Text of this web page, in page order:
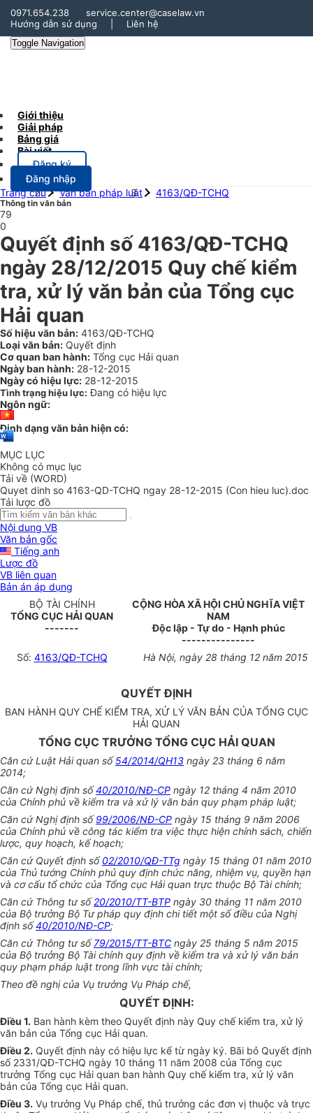
0971.654.238
service.center@caselaw.vn
Hướng dẫn sử dụng
Liên hệ
Toggle Navigation
Giới thiệu
Giải pháp
Bảng giá
Bài viết
Đăng ký
Đăng nhập
Trang chủ
Văn bản pháp luật 4163/QĐ-TCHQ
Thông tin văn bản
79
0
Quyết định số 4163/QĐ-TCHQ
ngày 28/12/2015 Quy chế kiểm
tra, xử lý văn bản của Tổng cục
Hải quan
Số hiệu văn bản: 4163/QĐ-TCHQ
Loại văn bản: Quyết định
Cơ quan ban hành: Tổng cục Hải quan
Ngày ban hành: 28-12-2015
Ngày có hiệu lực: 28-12-2015
Tình trạng hiệu lực: Đang có hiệu lực
Ngôn ngữ:
Định dạng văn bản hiện có:
MỤC LỤC
Không có mục lục
Tải về (WORD)
Quyet dinh so 4163-QD-TCHQ ngay 28-12-2015 (Con hieu luc).doc
Tải lược đồ
Nội dung VB
Văn bản gốc
Tiếng anh
Lược đồ
VB liên quan
Bản án áp dụng
BỘ TÀI CHÍNH
TỔNG CỤC HẢI QUAN
-------
CỘNG HÒA XÃ HỘI CHỦ NGHĨA VIỆT
NAM
Độc lập - Tự do - Hạnh phúc
---------------
Số: 4163/QĐ-TCHQ Hà Nội, ngày 28 tháng 12năm 2015
QUYẾT ĐỊNH
BAN HÀNH QUY CHẾ KIỂM TRA, XỬ LÝ VĂN BẢN CỦA TỔNG CỤC
HẢI QUAN
TỔNG CỤC TRƯỞNG TỔNG CỤC HẢI QUAN
Căn cứ Luật Hải quan số54/2014/QH13 ngày 23 tháng 6 năm
2014;
Căn cứNghị định số 40/2010/NĐ-CP ngày 12 tháng 4 năm 2010
của Chính phủ về kiểm tra và xử lý văn bản quy phạm pháp luật;
Căn cứ Nghị định số99/2006/NĐ-CP ngày 15 tháng 9 năm 2006
của Chính phủ về công tác kiểm tra việc thực hiện chính sách, chiến
lược, quy hoạch, kế hoạch;
Căn cứ Quyết định số02/2010/QĐ-TTg ngày 15 tháng 01 năm 2010
của Thủ tướng Chính phủ quy định chức năng, nhiệm vụ, quyền hạn
và cơ cấu tổ chức của Tổng cục Hải quan trực thuộc Bộ Tài chính;
Căn cứ Thông tư số20/2010/TT-BTP ngày 30 tháng 11 năm 2010
của Bộ trưởng Bộ Tư pháp quy định chi tiết một số điều của Nghị
định số40/2010/NĐ-CP;
Căn cứ Thông tư số79/2015/TT-BTC ngày 25 tháng 5 năm 2015
của Bộ trưởng Bộ Tài chính quy định về kiểm tra và xử lý văn bản
quy phạm pháp luật trong lĩnh vực tài chính;
Theo đề nghị của Vụ trưởng Vụ Pháp chế,
QUYẾT ĐỊNH:
Điều 1. Ban hành kèm theo Quyết định này Quy chế kiểm tra, xử lý
văn bản của Tổng cục Hải quan.
Điều 2. Quyết định này có hiệu lực kể từ ngày ký. Bãi bỏ Quyết định
số 2331/QĐ-TCHQ ngày 10 tháng 11 năm 2008 của Tổng cục
trưởng Tổng cục Hải quan ban hành Quy chế kiểm tra, xử lý văn
bản của Tổng cục Hải quan.
Điều 3. Vụ trưởng Vụ Pháp chế, thủ trưởng các đơn vị thuộc và trực